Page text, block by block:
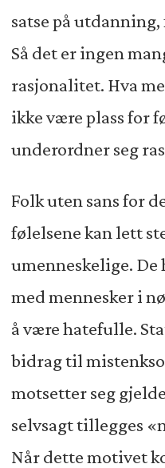
satse på
Så det er ingen
rasjonalitet. Hva
ikke være plass for
underordner seg
Folk uten sans for
følelsene kan lett
umenneskelige.
med mennesker i
å være hatefulle.
bidrag til
motsetter seg
selvsagt tillegges
Når dette motivet